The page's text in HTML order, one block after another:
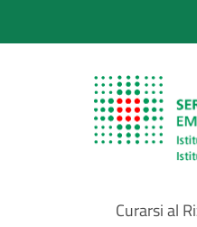
al
Sito
Curarsi al